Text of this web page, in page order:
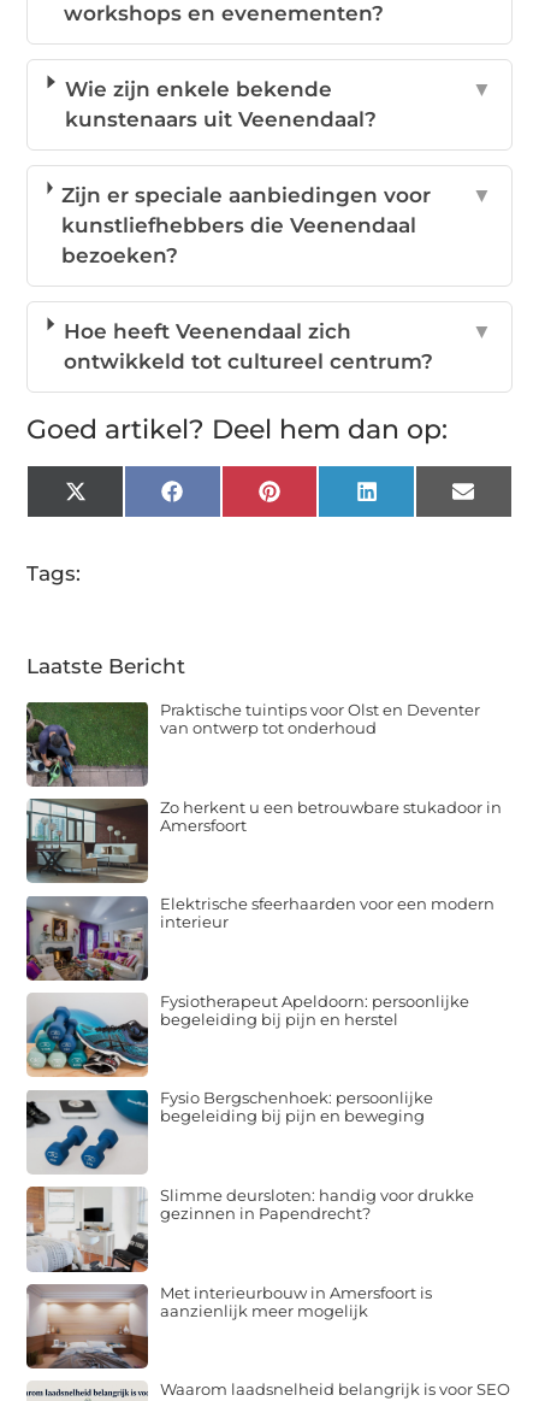
workshops en evenementen?
Wie zijn enkele bekende
kunstenaars uit Veenendaal?
▼
Zijn er speciale aanbiedingen voor
kunstliefhebbers die Veenendaal
bezoeken?
▼
Hoe heeft Veenendaal zich
ontwikkeld tot cultureel centrum?
▼
Goed artikel? Deel hem dan op:
X
(Twitter)
FacebookPinterestLinkedInEmail
Tags:
Laatste Bericht
Praktische tuintips voor Olst en Deventer
van ontwerp tot onderhoud
Zo herkent u een betrouwbare stukadoor in
Amersfoort
Elektrische sfeerhaarden voor een modern
interieur
Fysiotherapeut Apeldoorn: persoonlijke
begeleiding bij pijn en herstel
Fysio Bergschenhoek: persoonlijke
begeleiding bij pijn en beweging
Slimme deursloten: handig voor drukke
gezinnen in Papendrecht?
Met interieurbouw in Amersfoort is
aanzienlijk meer mogelijk
Waarom laadsnelheid belangrijk is voor SEO